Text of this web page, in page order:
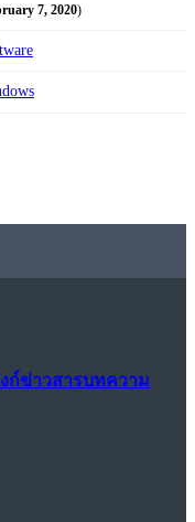
7, 2020)
งก์ข่าวสารบทความ